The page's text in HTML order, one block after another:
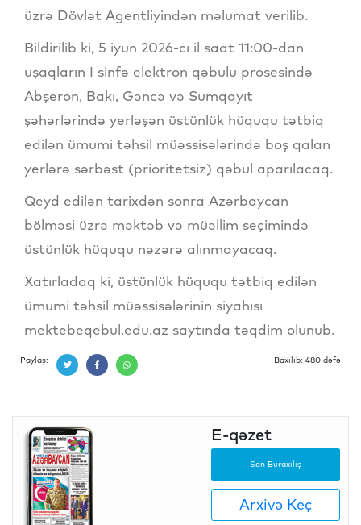
üzrə Dövlət Agentliyindən məlumat verilib.
Bildirilib ki, 5 iyun 2026-cı il saat 11:00-dan
uşaqların I sinfə elektron qəbulu prosesində
Abşeron, Bakı, Gəncə və Sumqayıt
şəhərlərində yerləşən üstünlük hüququ tətbiq
edilən ümumi təhsil müəssisələrində boş qalan
yerlərə sərbəst (prioritetsiz) qəbul aparılacaq.
Qeyd edilən tarixdən sonra Azərbaycan
bölməsi üzrə məktəb və müəllim seçimində
üstünlük hüququ nəzərə alınmayacaq.
Xatırladaq ki, üstünlük hüququ tətbiq edilən
ümumi təhsil müəssisələrinin siyahısı
mektebeqebul.edu.az saytında təqdim olunub.
Paylaş: Baxılıb: 480 dəfə
E-qəzet
Son Buraxılış
Arxivə Keç